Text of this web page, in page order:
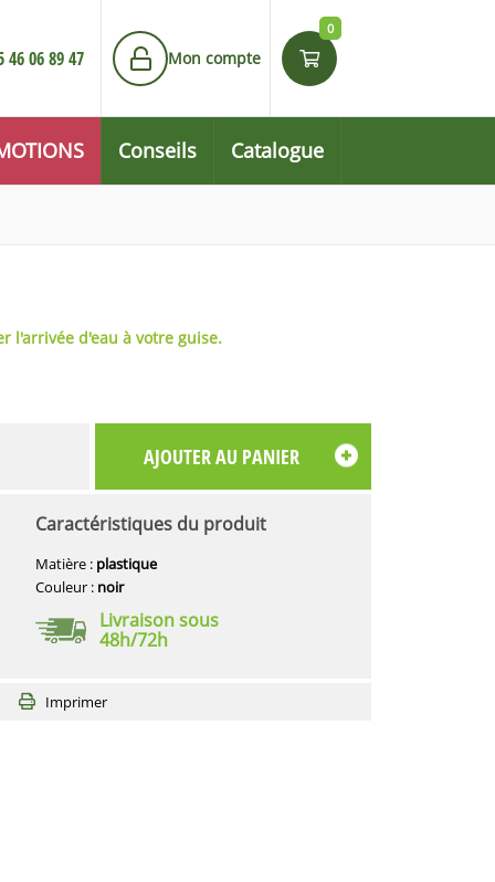
0
Mon compte
46 06 89 47
Conseils Catalogue
l'arrivée d'eau à votre guise.
Caractéristiques du produit
Matière : plastique
Couleur : noir
Livraison sous
48h/72h
Imprimer